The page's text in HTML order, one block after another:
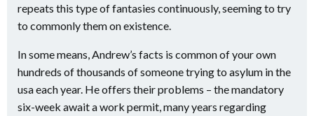
repeats this type of fantasies continuously, seeming to try
to commonly them on existence.
In some means, Andrew’s facts is common of your own
hundreds of thousands of someone trying to asylum in the
usa each year. He offers their problems – the mandatory
six-week await a work permit, many years regarding